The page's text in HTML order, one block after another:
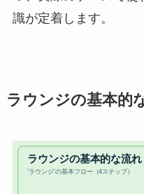
識が定着します。
ラウンジの基本的